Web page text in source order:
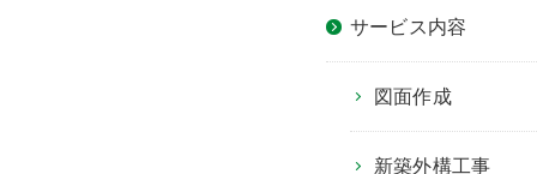
サービス内容
図面作成
新築外構工事